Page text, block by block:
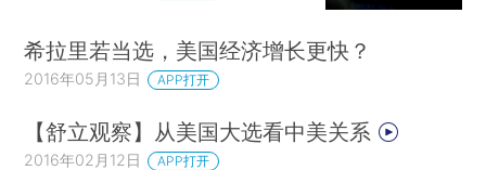
希拉里若当选，美国经济增长更快？
2016年05月13日 APP打开
【舒立观察】从美国大选看中美关系
2016年02月12日 APP打开